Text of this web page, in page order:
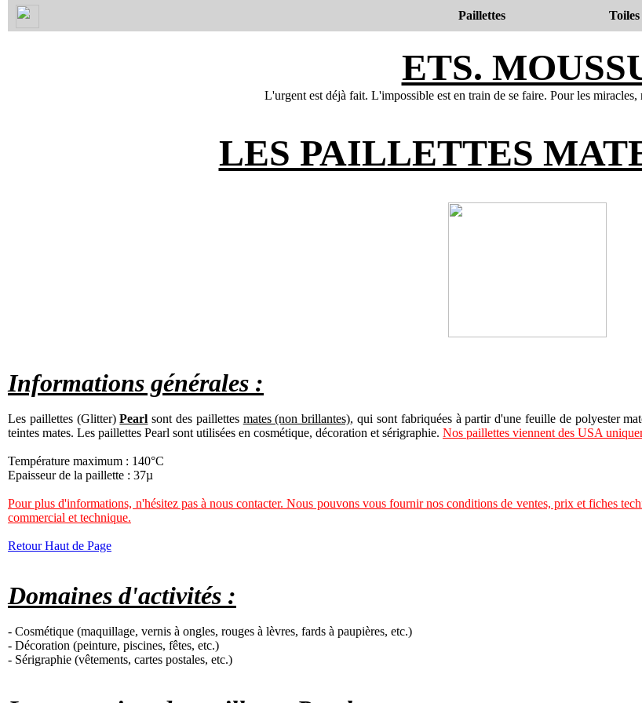
Paillettes
ETS.
L'urgent est déjà fait. L'impossible est en train de se faire. Pour les miracles,
LES PAILLETTES
Informations générales :
Les paillettes (Glitter)Pearl sont des paillettes mates (non brillantes), qui sont fabriquées à partir d'une feuille de polyester
teintes mates. Les paillettes Pearl sont utilisées en cosmétique, décoration et sérigraphie. Nos paillettes viennent des USA
Température maximum : 140°C
Epaisseur de la paillette : 37µ
Pour plus d'informations, n'hésitez pas à nous contacter. Nous pouvons vous fournir nos conditions de ventes, prix et fiches
commercial et technique.
Retour Haut de Page
Domaines d'activités :
- Cosmétique (maquillage, vernis à ongles, rouges à lèvres, fards à paupières, etc.)
- Décoration (peinture, piscines, fêtes, etc.)
- Sérigraphie (vêtements, cartes postales, etc.)